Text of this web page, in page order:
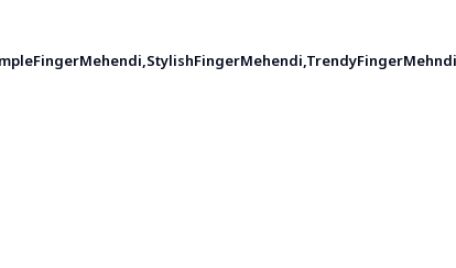
,StylishFingerMehendi,TrendyFingerMehndi